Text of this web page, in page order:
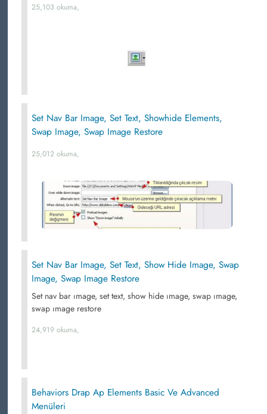
25,103 okuma,
Set Nav Bar Image, Set Text, Showhide Elements,
Swap Image, Swap Image Restore
25,012 okuma,
Set Nav Bar Image, Set Text, Show Hide Image, Swap
Image, Swap Image Restore
Set nav bar ımage, set text, show hide ımage, swap ımage,
swap ımage restore
24,919 okuma,
Behaviors Drap Ap Elements Basic Ve Advanced
Menüleri